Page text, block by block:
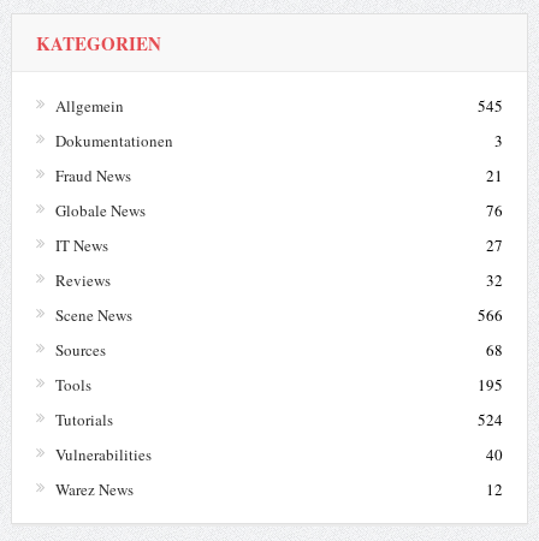
KATEGORIEN
Allgemein
545
Dokumentationen
3
Fraud News
21
Globale News
76
IT News
27
Reviews
32
Scene News
566
Sources
68
Tools
195
Tutorials
524
Vulnerabilities
40
Warez News
12